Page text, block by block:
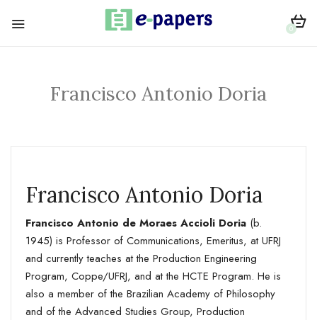
0
Francisco Antonio Doria
Francisco Antonio Doria
Francisco Antonio de Moraes Accioli Doria (b.
1945) is Professor of Communications, Emeritus, at UFRJ
and currently teaches at the Production Engineering
Program, Coppe/UFRJ, and at the HCTE Program. He is
also a member of the Brazilian Academy of Philosophy
and of the Advanced Studies Group, Production